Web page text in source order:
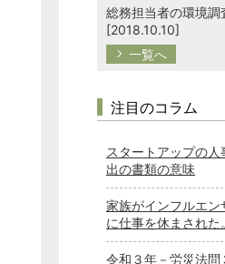
総務担当者の環境
[2018.10.10]
一覧へ
注目のコラム
スタートアップの
出の書類の意味
家族がインフルエ
に仕事を休まされた。
令和３年－労災法